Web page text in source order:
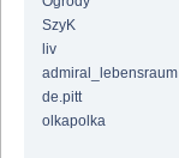
SzyK
liv
admiral_lebensraum
de.pitt
olkapolka